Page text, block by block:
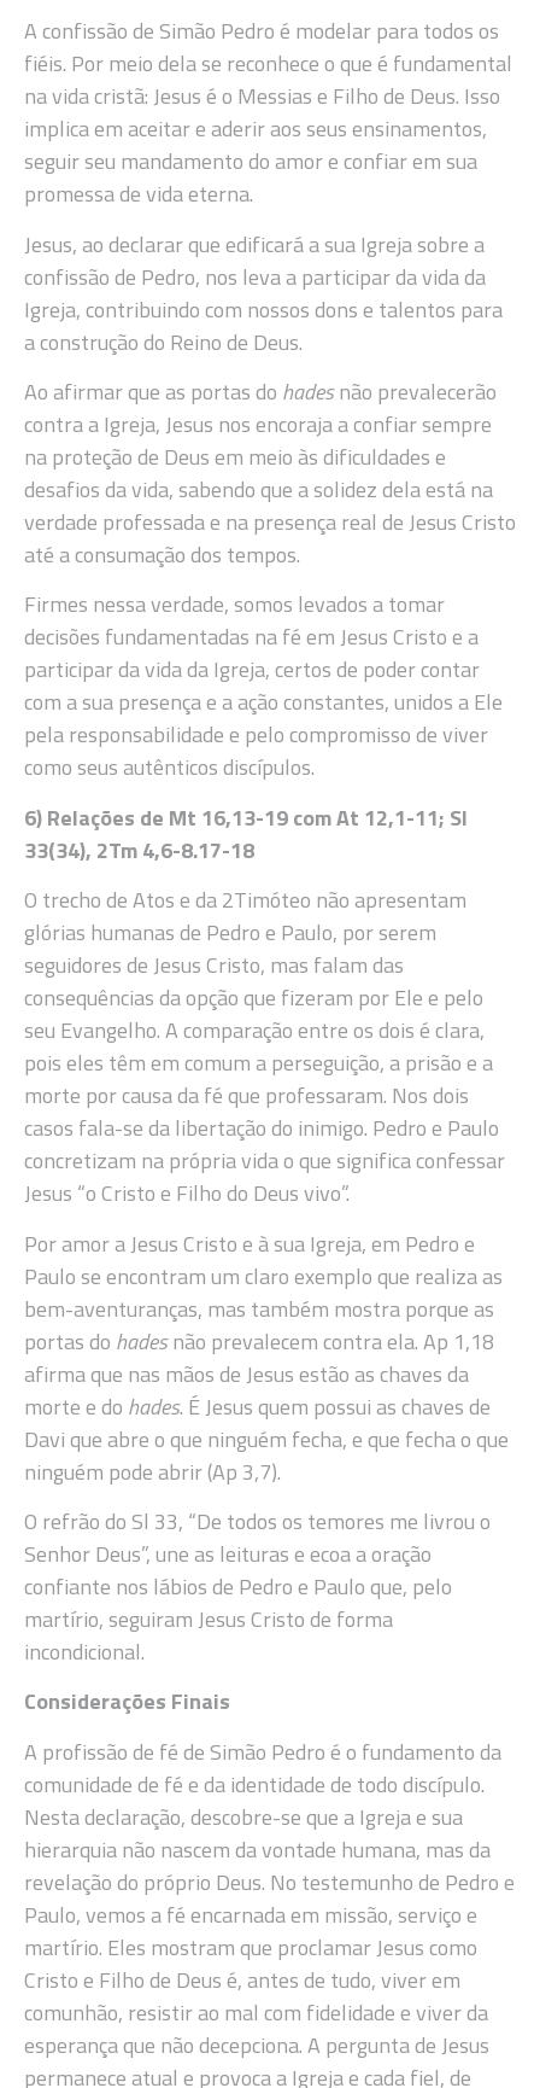
A confissão de Simão Pedro é modelar para todos os
fiéis. Por meio dela se reconhece o que é fundamental
na vida cristã: Jesus é o Messias e Filho de Deus. Isso
implica em aceitar e aderir aos seus ensinamentos,
seguir seu mandamento do amor e confiar em sua
promessa de vida eterna.
Jesus, ao declarar que edificará a sua Igreja sobre a
confissão de Pedro, nos leva a participar da vida da
Igreja, contribuindo com nossos dons e talentos para
a construção do Reino de Deus.
Ao afirmar que as portas do hadesnão prevalecerão
contra a Igreja, Jesus nos encoraja a confiar sempre
na proteção de Deus em meio às dificuldades e
desafios da vida, sabendo que a solidez dela está na
verdade professada e na presença real de Jesus Cristo
até a consumação dos tempos.
Firmes nessa verdade, somos levados a tomar
decisões fundamentadas na fé em Jesus Cristo e a
participar da vida da Igreja, certos de poder contar
com a sua presença e a ação constantes, unidos a Ele
pela responsabilidade e pelo compromisso de viver
como seus autênticos discípulos.
6) Relações de Mt 16,13-19 com At 12,1-11; Sl
33(34), 2Tm 4,6-8.17-18
O trecho de Atos e da 2Timóteo não apresentam
glórias humanas de Pedro e Paulo, por serem
seguidores de Jesus Cristo, mas falam das
consequências da opção que fizeram por Ele e pelo
seu Evangelho. A comparação entre os dois é clara,
pois eles têm em comum a perseguição, a prisão e a
morte por causa da fé que professaram. Nos dois
casos fala-se da libertação do inimigo. Pedro e Paulo
concretizam na própria vida o que significa confessar
Jesus “o Cristo e Filho do Deus vivo”.
Por amor a Jesus Cristo e à sua Igreja, em Pedro e
Paulo se encontram um claro exemplo que realiza as
bem-aventuranças, mas também mostra porque as
portas do hadesnão prevalecem contra ela. Ap 1,18
afirma que nas mãos de Jesus estão as chaves da
morte e do hades. É Jesus quem possui as chaves de
Davi que abre o que ninguém fecha, e que fecha o que
ninguém pode abrir (Ap 3,7).
O refrão do Sl 33, “De todos os temores me livrou o
Senhor Deus”, une as leituras e ecoa a oração
confiante nos lábios de Pedro e Paulo que, pelo
martírio, seguiram Jesus Cristo de forma
incondicional.
Considerações Finais
A profissão de fé de Simão Pedro é o fundamento da
comunidade de fé e da identidade de todo discípulo.
Nesta declaração, descobre-se que a Igreja e sua
hierarquia não nascem da vontade humana, mas da
revelação do próprio Deus. No testemunho de Pedro e
Paulo, vemos a fé encarnada em missão, serviço e
martírio. Eles mostram que proclamar Jesus como
Cristo e Filho de Deus é, antes de tudo, viver em
comunhão, resistir ao mal com fidelidade e viver da
esperança que não decepciona. A pergunta de Jesus
permanece atual e provoca a Igreja e cada fiel, de